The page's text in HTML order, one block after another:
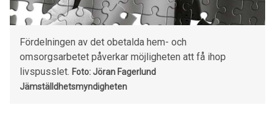
Fördelningen av det obetalda hem- och
omsorgsarbetet påverkar möjligheten att få ihop
livspusslet. Foto: Jöran Fagerlund
Jämställdhetsmyndigheten